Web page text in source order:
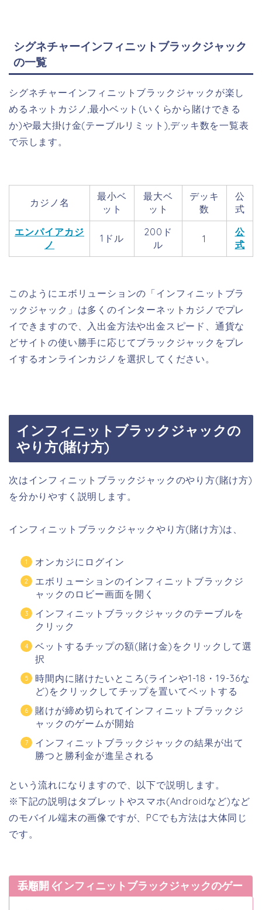
シグネチャーインフィニットブラックジャック
の一覧
シグネチャーインフィニットブラックジャックが楽し
めるネットカジノ,最小ベット(いくらから賭けできる
か)や最大掛け金(テーブルリミット),デッキ数を一覧表
で示します。
カジノ名
最小ベ
ット
最大ベ
ット
デッキ
数
公
式
エンパイアカジ
ノ
1ドル
200ド
ル
1
公
式
このようにエボリューションの「インフィニットブラ
ックジャック」は多くのインターネットカジノでプレ
イできますので、入出金方法や出金スピード、通貨な
どサイトの使い勝手に応じてブラックジャックをプレ
イするオンラインカジノを選択してください。
インフィニットブラックジャックの
やり方(賭け方)
次はインフィニットブラックジャックのやり方(賭け方)
を分かりやすく説明します。
インフィニットブラックジャックやり方(賭け方)は、
オンカジにログイン
エボリューションのインフィニットブラックジ
ャックのロビー画面を開く
インフィニットブラックジャックのテーブルを
クリック
ベットするチップの額(賭け金)をクリックして選
択
時間内に賭けたいところ(ラインや1-18・19-36な
ど)をクリックしてチップを置いてベットする
賭けが締め切られてインフィニットブラックジ
ャックのゲームが開始
インフィニットブラックジャックの結果が出て
勝つと勝利金が進呈される
という流れになりますので、以下で説明します。
※下記の説明はタブレットやスマホ(Androidなど)など
のモバイル端末の画像ですが、PCでも方法は大体同じ
です。
手順1 インフィニットブラックジャックのゲームを開く